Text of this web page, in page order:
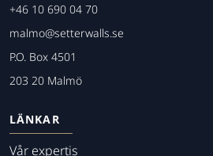
+46 10 690 04 70
malmo@setterwalls.se
P.O. Box 4501
203 20 Malmö
LÄNKAR
Vår expertis